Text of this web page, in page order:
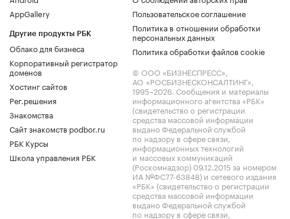
AppGallery
Другие продукты РБК
Облако для бизнеса
Корпоративный регистратор
доменов
Хостинг сайтов
Рег.решения
Знакомства
Сайт знакомств podbor.ru
РБК Курсы
Школа управления РБК
Пользовательское соглашение
Политика в отношении обработки
персональных данных
Политика обработки файлов cookie
© ООО «БИЗНЕСПРЕСС»,
АО «РОСБИЗНЕСКОНСАЛТИНГ»,
1995–2026. Сообщения и материалы
информационного агентства «РБК»
(свидетельство о регистрации
средства массовой информации
выдано Федеральной службой
по надзору в сфере связи,
информационных технологий
и массовых коммуникаций
(Роскомнадзор) 09.12.2015 за номером
ИА №ФС77-63848) и сетевого издания
«РБК» (свидетельство о регистрации
средства массовой информации
выдано Федеральной службой
по надзору в сфере связи,